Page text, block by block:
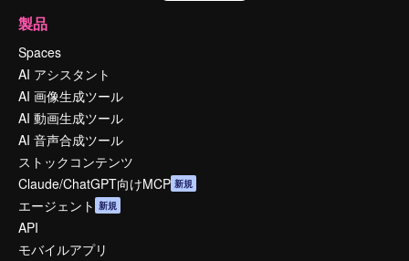
製品
Spaces
AI アシスタント
AI 画像生成ツール
AI 動画生成ツール
AI 音声合成ツール
ストックコンテンツ
Claude/ChatGPT向けMCP 新規
エージェント 新規
API
モバイルアプリ